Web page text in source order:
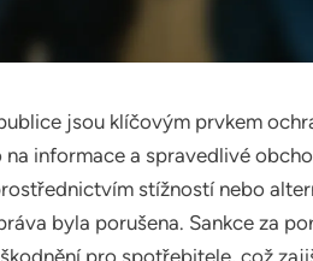
jsou klíčovým prvkem
informace a spravedlivé
stížností nebo
byla porušena. Sankce za
pro spotřebitele, což